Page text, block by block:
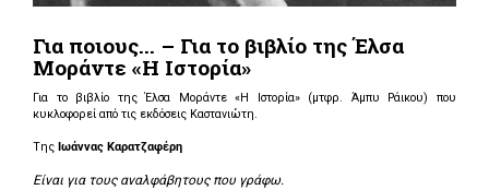
Για ποιους... – Για το βιβλίο της Έλσα
Μοράντε «Η Ιστορία»
Για το βιβλίο της Έλσα Μοράντε «Η Ιστορία» (μτφρ. Άμπυ Ράικου) που
κυκλοφορεί από τις εκδόσεις Καστανιώτη.
Tης Ιωάννας Καρατζαφέρη
Είναι για τους αναλφάβητους που γράφω.